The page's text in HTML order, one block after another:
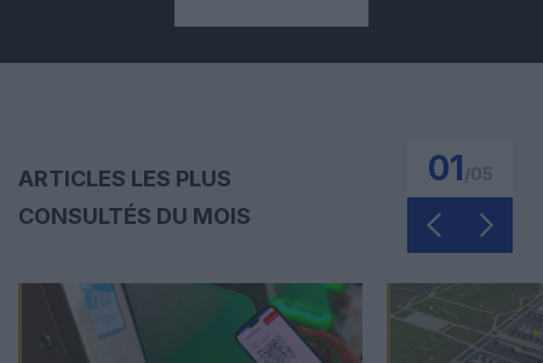
ARTICLES LES PLUS
CONSULTÉS DU MOIS
01